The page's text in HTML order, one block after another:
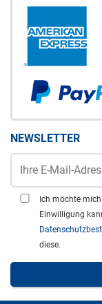
NEWSLETTER
Ich möchte
Einwilligung
diese.